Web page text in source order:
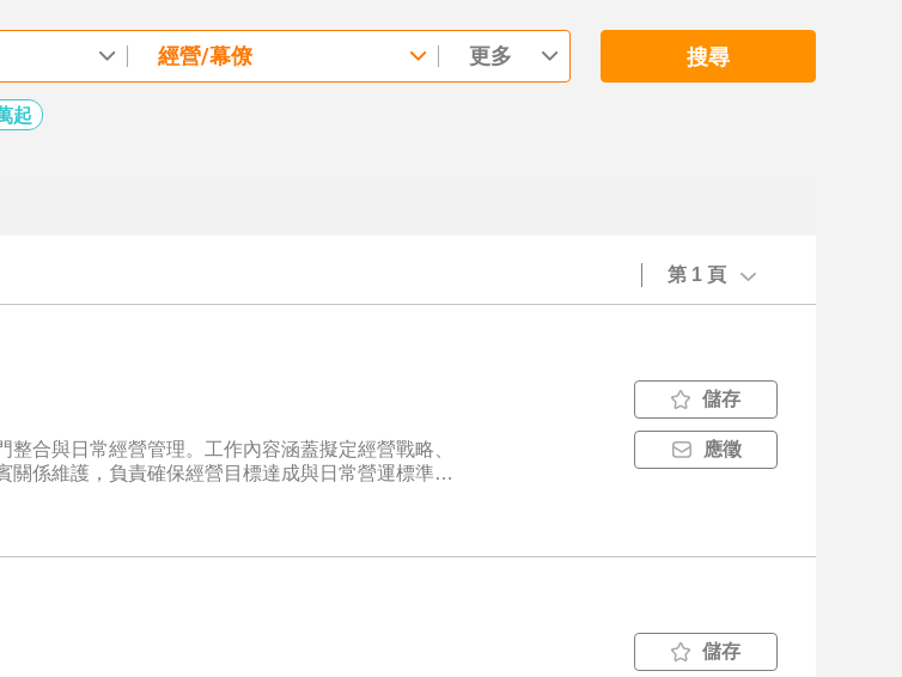
經營/幕僚 更多 搜尋
起
第 1 頁
合與日常經營管理。工作內容涵蓋擬定經營戰略、
關係維護，負責確保經營目標達成與日常營運標準
落差原因並提出改善策略。 3. 內外部溝通
高階主管的決策佈
儲存
應徵
儲存